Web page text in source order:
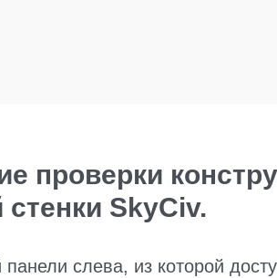
проверки
SkyCiv.
слева, из которой